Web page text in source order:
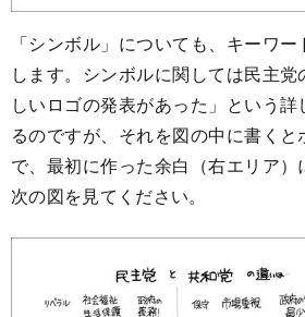
「シンボル」についても、キーワ
します。シンボルに関しては民主
しいロゴの発表があった」という
るのですが、それを図の中に書く
で、最初に作った余白（右エリア）
次の図を見てください。